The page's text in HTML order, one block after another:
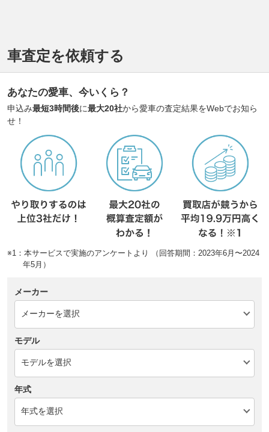
車査定を依頼する
あなたの愛車、今いくら？
申込み最短3時間後に最大20社から愛車の査定結果をWebでお知ら
せ！
※1：本サービスで実施のアンケートより （回答期間：2023年6月〜2024
年5月）
メーカー
モデル
年式